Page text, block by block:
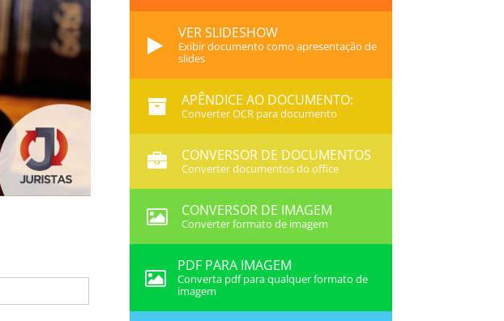
VER SLIDESHOW
Exibir documento como apresentação de
slides
APÊNDICE AO DOCUMENTO:
Converter OCR para documento
CONVERSOR DE DOCUMENTOS
Converter documentos do office
CONVERSOR DE IMAGEM
Converter formato de imagem
PDF PARA IMAGEM
Converta pdf para qualquer formato de
imagem